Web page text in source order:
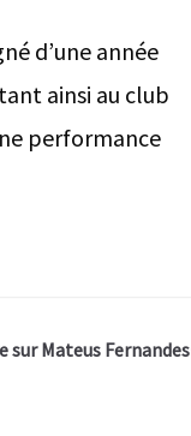
d’une année
ainsi au club
performance
sur Mateus Fernandes